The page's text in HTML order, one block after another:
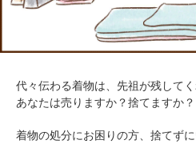
代々伝わる着物は、先祖が残して
あなたは売りますか？捨てますか？
着物の処分にお困りの方、捨てず